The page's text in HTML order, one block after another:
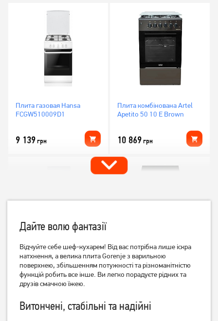
Плита газовая Hansa
FCGW510009D1
9 139грн
Плита комбінована Artel
Apetito 50 10 E Brown
10 869грн
Плита комбінована Indesit
IS5G8MHA/E
Плита електрична Beko
FSM57300GW
Дайте волю фантазії
Відчуйте себе шеф-кухарем! Від вас потрібна лише іскра
натхнення, а велика плита Gorenje з варильною
поверхнею, збільшенням потужності та різноманітністю
функцій робить все інше. Ви легко порадуєте рідних та
друзів смачною їжею.
Витончені, стабільні та надійні